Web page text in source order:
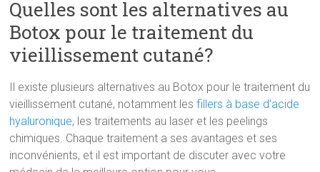
Quelles sont les alternatives au
Botox pour le traitement du
vieillissement cutané?
Il existe plusieurs alternatives au Botox pour le traitement du
vieillissement cutané, notamment lesfillers à base d’acide
hyaluronique, les traitements au laser et les peelings
chimiques. Chaque traitement a ses avantages et ses
inconvénients, et il est important de discuter avec votre